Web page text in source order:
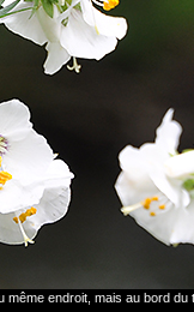
même endroit, mais au bord du